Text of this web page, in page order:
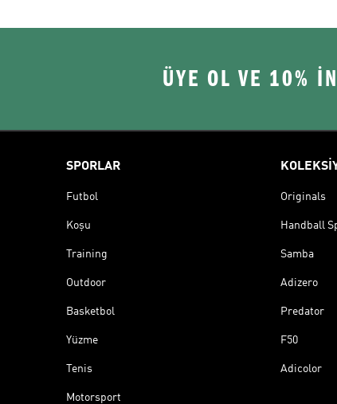
ÜYE OL VE 10%
SPORLAR
Futbol
Koşu
Training
Outdoor
Basketbol
Yüzme
Tenis
Motorsport
Originals
Handball
Samba
Adizero
Predator
F50
Adicolor